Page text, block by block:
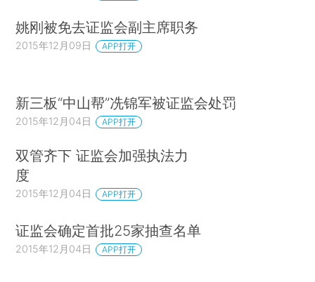
姚刚被免去证监会副主席职务
2015年12月09日 APP打开
新三板“中山帮”冼锦军被证监会处罚
2015年12月04日 APP打开
双管齐下 证监会加强执法力
度
2015年12月04日 APP打开
证监会确定首批25家抽查名单
2015年12月04日 APP打开